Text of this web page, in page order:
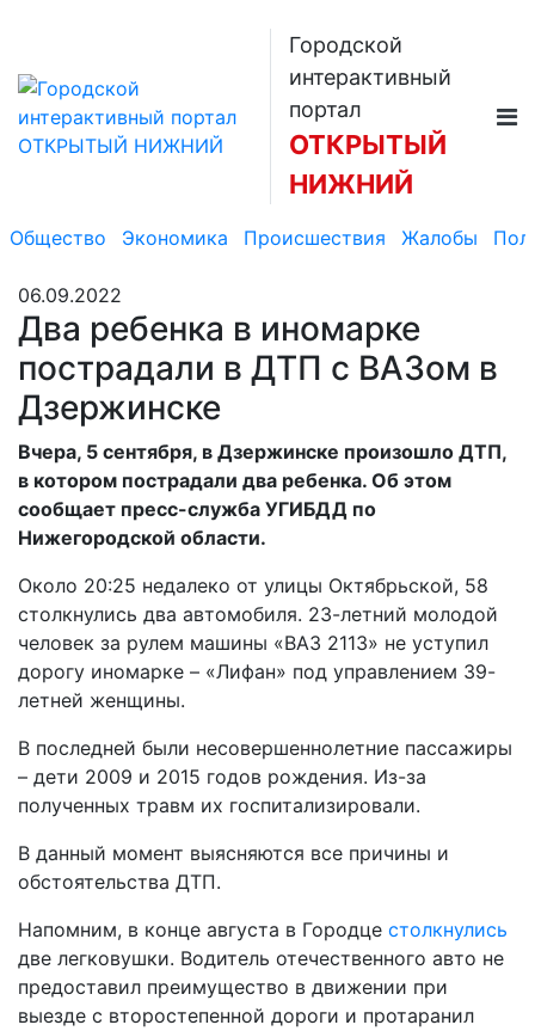
Городской
интерактивный
портал
ОТКРЫТЫЙ
НИЖНИЙ
Общество Экономика Происшествия Жалобы
06.09.2022
Два ребенка в иномарке
пострадали в ДТП с ВАЗом в
Дзержинске
Вчера, 5 сентября, в Дзержинске произошло ДТП,
в котором пострадали два ребенка. Об этом
сообщает пресс-служба УГИБДД по
Нижегородской области.
Около 20:25 недалеко от улицы Октябрьской, 58
столкнулись два автомобиля. 23-летний молодой
человек за рулем машины «ВАЗ 2113» не уступил
дорогу иномарке – «Лифан» под управлением 39-
летней женщины.
В последней были несовершеннолетние пассажиры
– дети 2009 и 2015 годов рождения. Из-за
полученных травм их госпитализировали.
В данный момент выясняются все причины и
обстоятельства ДТП.
Напомним, в конце августа в Городце столкнулись
две легковушки. Водитель отечественного авто не
предоставил преимущество в движении при
выезде с второстепенной дороги и протаранил